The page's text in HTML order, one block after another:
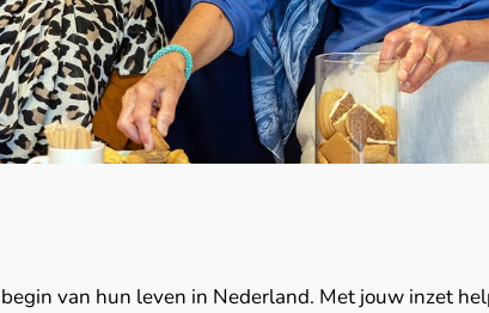
van hun leven in Nederland. Met jouw inzet